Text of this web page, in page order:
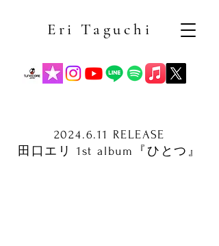
Eri Taguchi
2024.6.11 RELEASE
田口エリ 1st album『ひとつ』